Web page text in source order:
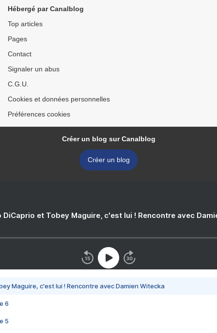
Hébergé par Canalblog
Top articles
Pages
Contact
Signaler un abus
C.G.U.
Cookies et données personnelles
Préférences cookies
Créer un blog sur Canalblog
Créer un blog
DiCaprio et Tobey Maguire, c'est lui ! Rencontre avec
Maguire, c'est lui ! Rencontre avec Damien Witecka
6
5